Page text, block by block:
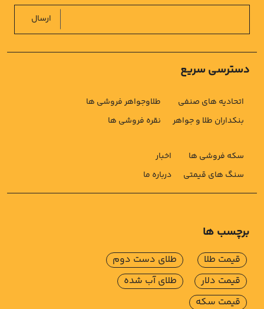
دسترسی سریع
اتحادیه های صنفی
بنکداران طلا و جواهر
طلاوجواهر فروشی ها
نقره فروشی ها
سکه فروشی ها
سنگ های قیمتی
اخبار
درباره ما
ارسال
برچسب ها
قیمت طلا
قیمت دلار
قیمت سکه
طلای دست دوم
طلای آب شده